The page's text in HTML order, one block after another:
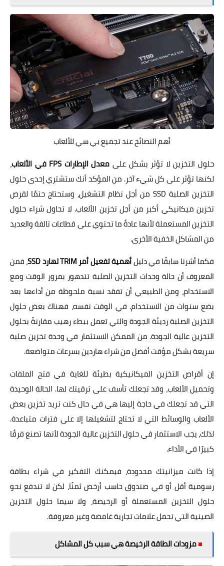
أهم النصائح عند تجميع بي سي للألعاب
حلول التخزين لا تؤثر بشكل على معدل الإطارات FPS في الألعاب
،
لكنها تؤثر على كل شيء آخر. من المؤكد أنك ستشتري إحدى حلول
التخزين الصلبة SSD من أجل نظام التشغيل، وستحتاج حتمًا لقرص
تخزين ميكانيكي أكبر من أجل تخزين الألعاب. لا تحاول شراء حلول
التخزين المستعملة لأنها عادةً ما تحتوي على قطاعات تالفة والعديد
من المشاكل الخفية الأخرى.
فكما أشرنا سابقًا في دليلأهمية تفعيل أمر TRIM لهارد SSD
، فمن
المعروف أن حالة وحدات التخزين الصلبة تتدهور بمرور الوقت ومع
الاستخدام، ومن الطبيعي أن تفقد نسبة ملحوظة من أداءها بعد
بضع سنوات من الاستخدام. في الوقت نفسه، فهناك بعض حلول
التخزين الصلبة رديئة الجودة والتي تعمل ببطء رهيب مقارنةً بحلول
التخزين عالية الجودة. من الممكن الاستثمار في وحدة تخزين صلبة
سريعة بشكل مؤقت أفضل من شراء هاردين بسرعات متواضعة.
إن أقراص التخزين الميكانيكية بطيئة للغاية في فتح الملفات
وتحميل الألعاب، وقد تجعلك تأسف على ترقيتك لها. الحالة الوحيدة
التي قد تجعلك في حاجة إليها هي في حال كنت تريد تخزين بعض
الألعاب والوسائط التي لا تحتاج لتشغيلها إلا على فترات متباعدة.
لذلك، يجب الاستثمار في حلول التخزين عالية الجودة لأنها تصنع فرقًا
كبيرًا في الأداء.
إذا كانت ميزانيتك محدودة، فيمكنك التفكير في شراء بطاقة
رسومية أقل أو في صندوق حاسب أرخص ثمنًا، لكن لا تندفع نحو
حلول التخزين المستعملة أو الرخيصة، ولا سيما حلول التخزين
الصينية التي تحمل علامات تجارية غامضة وغير معروفة.
■مزودات الطاقة الرخيصة هي سبب كل المشاكل